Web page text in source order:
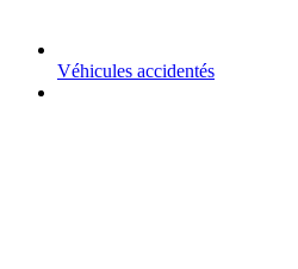
Véhicules accidentés